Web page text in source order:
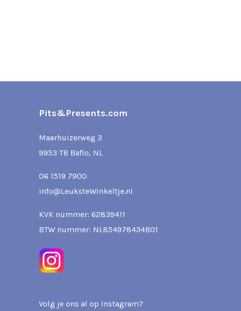
Pits&Presents.com
Maarhuizerweg 3
9953 TB Baflo, NL
06 1519 7900
info@LeuksteWinkeltje.nl
KVK nummer: 62839411
BTW nummer: NL854978434B01
Volg je ons al op Instagram?